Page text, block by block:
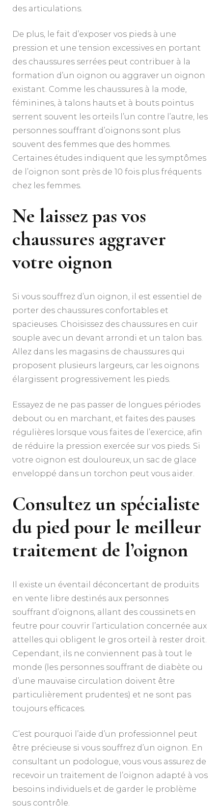
des articulations.
De plus, le fait d’exposer vos pieds à une
pression et une tension excessives en portant
des chaussures serrées peut contribuer à la
formation d’un oignon ou aggraver un oignon
existant. Comme les chaussures à la mode,
féminines, à talons hauts et à bouts pointus
serrent souvent les orteils l’un contre l’autre, les
personnes souffrant d’oignons sont plus
souvent des femmes que des hommes.
Certaines études indiquent que les symptômes
de l’oignon sont près de 10 fois plus fréquents
chez les femmes.
Ne laissez pas vos
chaussures aggraver
votre oignon
Si vous souffrez d’un oignon, il est essentiel de
porter des chaussures confortables et
spacieuses. Choisissez des chaussures en cuir
souple avec un devant arrondi et un talon bas.
Allez dans les magasins de chaussures qui
proposent plusieurs largeurs, car les oignons
élargissent progressivement les pieds.
Essayez de ne pas passer de longues périodes
debout ou en marchant, et faites des pauses
régulières lorsque vous faites de l’exercice, afin
de réduire la pression exercée sur vos pieds. Si
votre oignon est douloureux, un sac de glace
enveloppé dans un torchon peut vous aider.
Consultez un spécialiste
du pied pour le meilleur
traitement de l’oignon
Il existe un éventail déconcertant de produits
en vente libre destinés aux personnes
souffrant d’oignons, allant des coussinets en
feutre pour couvrir l’articulation concernée aux
attelles qui obligent le gros orteil à rester droit.
Cependant, ils ne conviennent pas à tout le
monde (les personnes souffrant de diabète ou
d’une mauvaise circulation doivent être
particulièrement prudentes) et ne sont pas
toujours efficaces.
C’est pourquoi l’aide d’un professionnel peut
être précieuse si vous souffrez d’un oignon. En
consultant un podologue, vous vous assurez de
recevoir un traitement de l’oignon adapté à vos
besoins individuels et de garder le problème
sous contrôle.